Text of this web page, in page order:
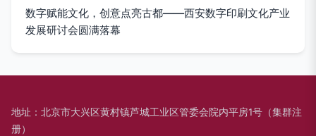
数字赋能文化，创意点亮古都——西安数字印刷文化产业
发展研讨会圆满落幕
地址：北京市大兴区黄村镇芦城工业区管委会院内平房1号（集群注
册）